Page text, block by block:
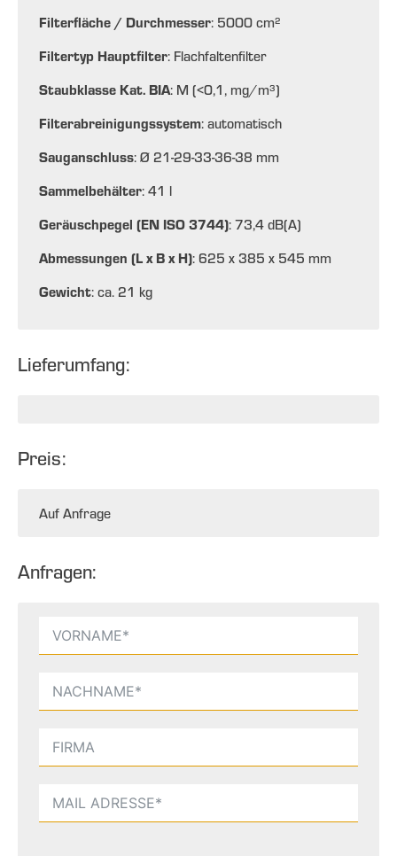
Filterfläche / Durchmesser: 5000 cm²
Filtertyp Hauptfilter: Flachfaltenfilter
Staubklasse Kat. BIA: M (<0,1, mg/m³)
Filterabreinigungssystem: automatisch
Sauganschluss: Ø 21-29-33-36-38 mm
Sammelbehälter: 41 l
Geräuschpegel (EN ISO 3744): 73,4 dB(A)
Abmessungen (L x B x H): 625 x 385 x 545 mm
Gewicht: ca. 21 kg
Lieferumfang:
Preis:
Auf Anfrage
Anfragen: